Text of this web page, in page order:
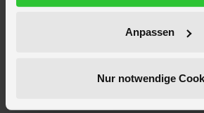
Anpassen
Nur notwendige
Höhe ca.
Breite ca.
max. 50 kg